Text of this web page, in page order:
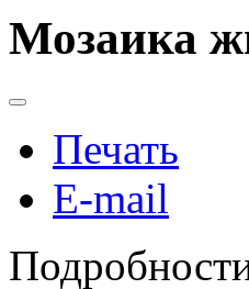
Мозаика
Печать
E-mail